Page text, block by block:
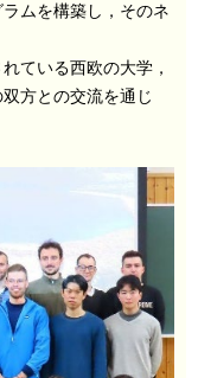
ムを構築し，そのネ
ている西欧の大学，
方との交流を通じ